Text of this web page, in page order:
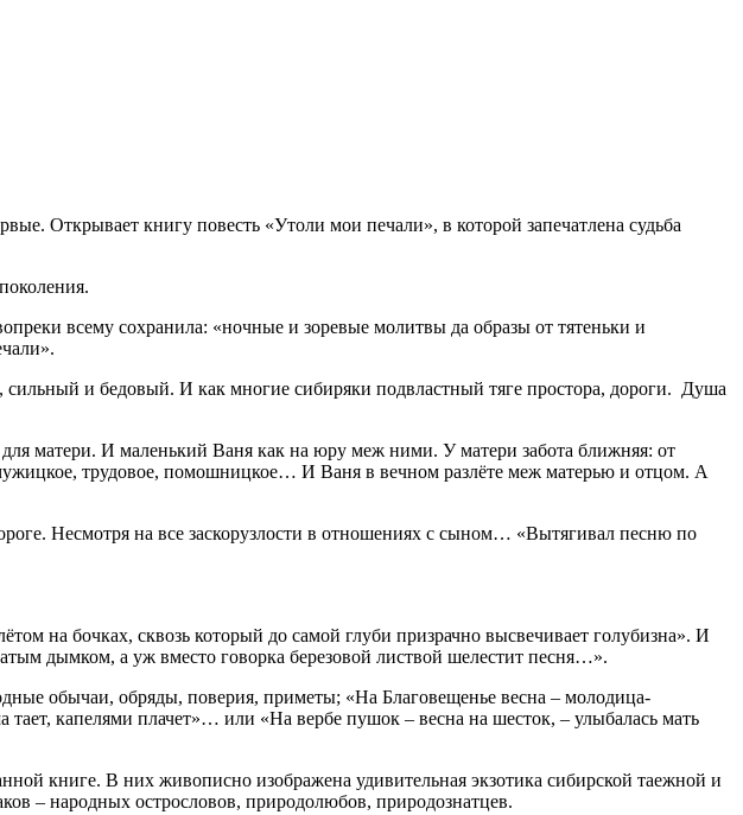
Открывает книгу повесть «Утоли мои печали», в которой запечатлена судьба
всему сохранила: «ночные и зоревые молитвы да образы от тятеньки и
и бедовый. И как многие сибиряки подвластный тяге простора, дороги. Душа
матери. И маленький Ваня как на юру меж ними. У матери забота ближняя: от
трудовое, помошницкое… И Ваня в вечном разлёте меж матерью и отцом. А
Несмотря на все заскорузлости в отношениях с сыном… «Вытягивал песню по
на бочках, сквозь который до самой глуби призрачно высвечивает голубизна». И
дымком, а уж вместо говорка березовой листвой шелестит песня…».
обычаи, обряды, поверия, приметы; «На Благовещенье весна – молодица-
капелями плачет»… или «На вербе пушок – весна на шесток, – улыбалась мать
книге. В них живописно изображена удивительная экзотика сибирской таежной и
– народных острословов, природолюбов, природознатцев.